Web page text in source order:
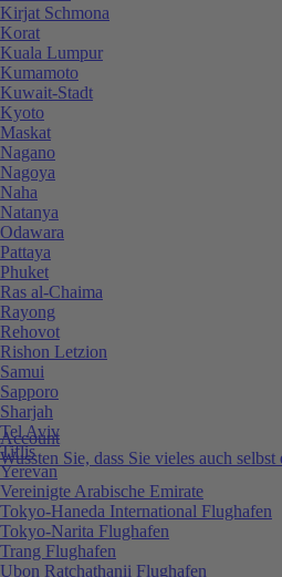
Account
Wussten Sie, dass Sie vieles auch
Kirjat Schmona
Korat
Kuala Lumpur
Kumamoto
Kuwait-Stadt
Kyoto
Maskat
Nagano
Nagoya
Naha
Natanya
Odawara
Pattaya
Phuket
Ras al-Chaima
Rayong
Rehovot
Rishon Letzion
Samui
Sapporo
Sharjah
Tel Aviv
Tiflis
Yerevan
Vereinigte Arabische Emirate
Tokyo-Haneda International Flughafen
Tokyo-Narita Flughafen
Trang Flughafen
Ubon Ratchathanii Flughafen